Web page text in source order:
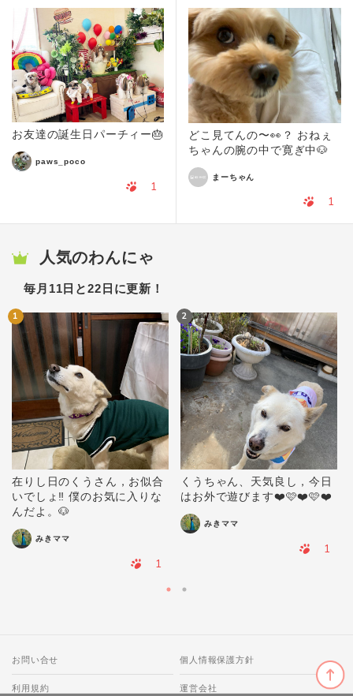
お友達の誕生日パーチィー🎂
paws_poco
1
どこ見てんの〜👀？ おねぇ
ちゃんの腕の中で寛ぎ中🐶
まーちゃん
1
人気のわんにゃ
毎月11日と22日に更新！
1
在りし日のくうさん，お似合
いでしょ‼️ 僕のお気に入りな
んだよ。🐶
みきママ
1
2
くうちゃん、天気良し，今日
はお外で遊びます❤️🩷❤️🩷❤️
みきママ
1
お問い合せ 個人情報保護方針
利用規約 運営会社